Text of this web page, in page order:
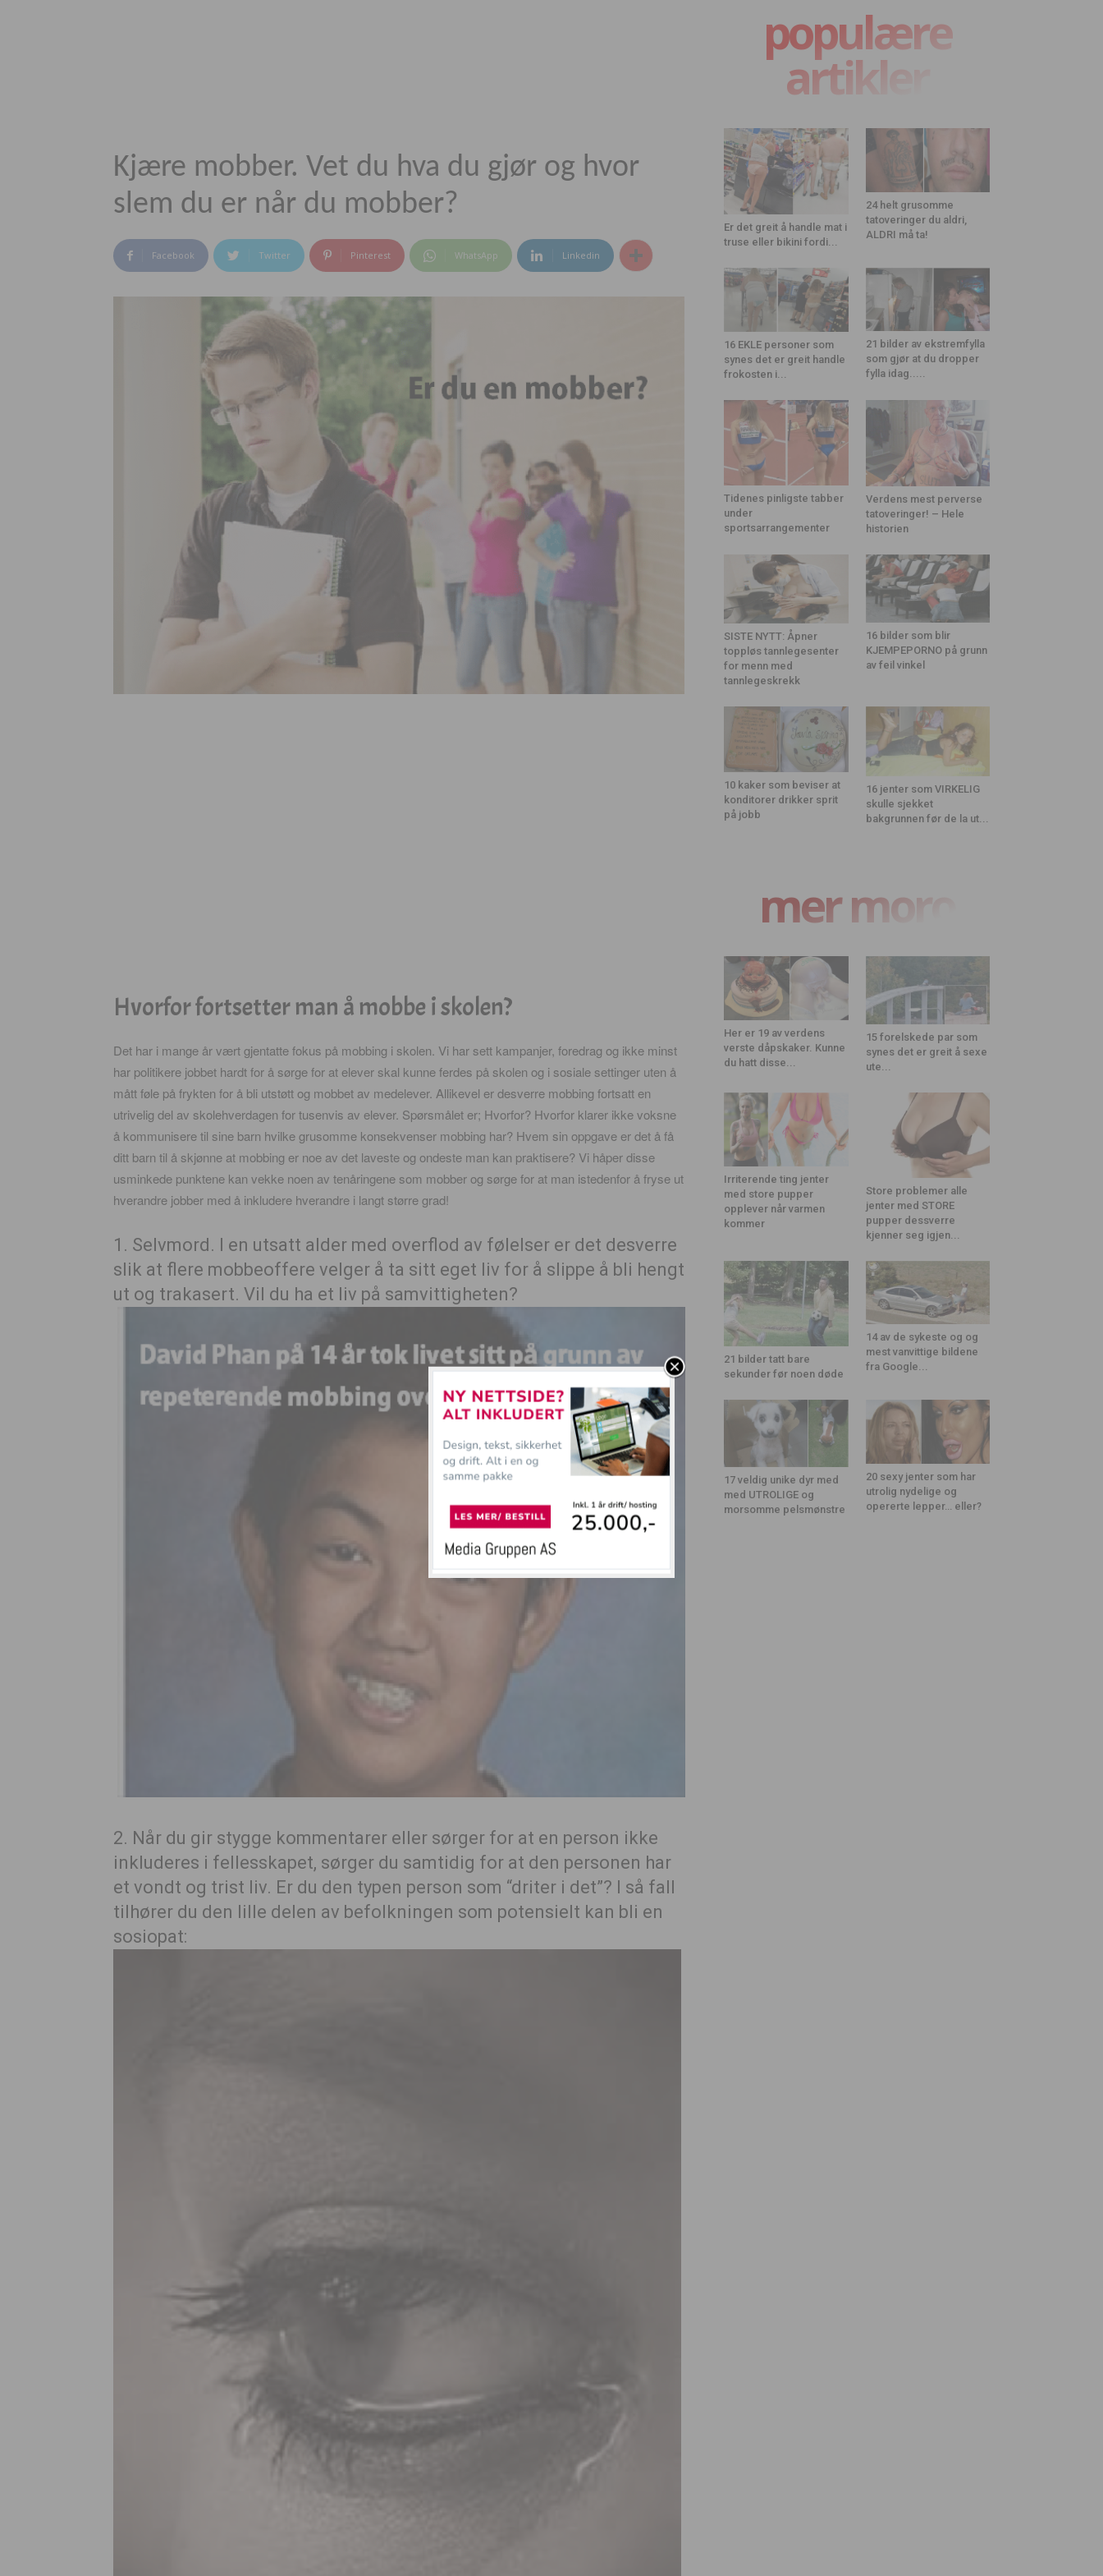
Kjære mobber. Vet du hva du gjør og hvor
slem du er når du mobber?
Facebook Twitter Pinterest WhatsApp Linkedin
Hvorfor fortsetter man å mobbe i skolen?
Det har i mange år vært gjentatte fokus på mobbing i skolen. Vi har sett kampanjer, foredrag og ikke minst
har politikere jobbet hardt for å sørge for at elever skal kunne ferdes på skolen og i sosiale settinger uten å
mått føle på frykten for å bli utstøtt og mobbet av medelever. Allikevel er desverre mobbing fortsatt en
utrivelig del av skolehverdagen for tusenvis av elever. Spørsmålet er; Hvorfor? Hvorfor klarer ikke voksne
å kommunisere til sine barn hvilke grusomme konsekvenser mobbing har? Hvem sin oppgave er det å få
ditt barn til å skjønne at mobbing er noe av det laveste og ondeste man kan praktisere? Vi håper disse
usminkede punktene kan vekke noen av tenåringene som mobber og sørge for at man istedenfor å fryse ut
hverandre jobber med å inkludere hverandre i langt større grad!
1. Selvmord. I en utsatt alder med overflod av følelser er det desverre
slik at flere mobbeoffere velger å ta sitt eget liv for å slippe å bli hengt
ut og trakasert. Vil du ha et liv på samvittigheten?
2. Når du gir stygge kommentarer eller sørger for at en person ikke
inkluderes i fellesskapet, sørger du samtidig for at den personen har
et vondt og trist liv. Er du den typen person som “driter i det”? I så fall
tilhører du den lille delen av befolkningen som potensielt kan bli en
sosiopat:
populære
artikler
Er det greit å handle mat i
truse eller bikini fordi...
24 helt grusomme
tatoveringer du aldri,
ALDRI må ta!
16 EKLE personer som
synes det er greit handle
frokosten i...
21 bilder av ekstremfylla
som gjør at du dropper
fylla idag.....
Tidenes pinligste tabber
under
sportsarrangementer
Verdens mest perverse
tatoveringer! – Hele
historien
SISTE NYTT: Åpner
toppløs tannlegesenter
for menn med
tannlegeskrekk
16 bilder som blir
KJEMPEPORNO på grunn
av feil vinkel
10 kaker som beviser at
konditorer drikker sprit
på jobb
16 jenter som VIRKELIG
skulle sjekket
bakgrunnen før de la ut...
mer moro
Her er 19 av verdens
verste dåpskaker. Kunne
du hatt disse...
15 forelskede par som
synes det er greit å sexe
ute...
Irriterende ting jenter
med store pupper
opplever når varmen
kommer
Store problemer alle
jenter med STORE
pupper dessverre
kjenner seg igjen...
21 bilder tatt bare
sekunder før noen døde
14 av de sykeste og og
mest vanvittige bildene
fra Google...
17 veldig unike dyr med
med UTROLIGE og
morsomme pelsmønstre
20 sexy jenter som har
utrolig nydelige og
opererte lepper… eller?